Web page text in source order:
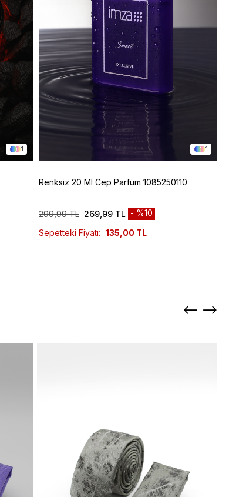
1 1
Renksiz 20 Ml Cep Parfüm 1085250110
299,99 TL 269,99 TL
%10
Sepetteki Fiyatı: 135,00 TL